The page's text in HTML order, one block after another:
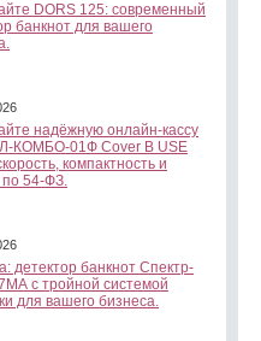
DORS 125: современный
банкнот для вашего
надёжную онлайн-кассу
КОМБО-01Ф Cover B USE
компактность и
по 54-ФЗ.
детектор банкнот Спектр-
с тройной системой
для вашего бизнеса.